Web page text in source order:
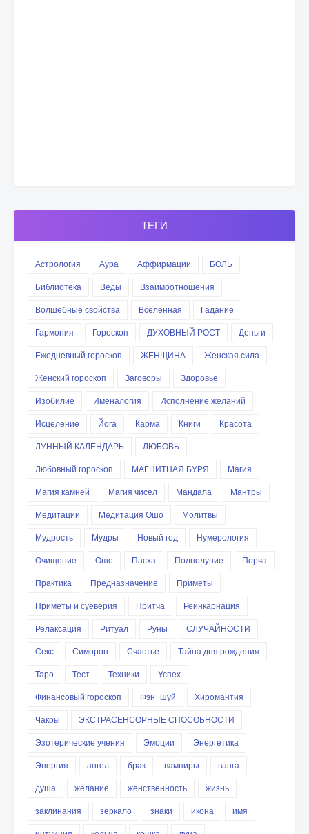
ТЕГИ
Астрология Аура Аффирмации
БОЛЬ
Библиотека
Веды
Взаимоотношения
Волшебные свойства
Вселенная
Гадание
Гармония
Гороскоп ДУХОВНЫЙ РОСТ
Деньги
Ежедневный гороскоп
ЖЕНЩИНА
Женская сила
Женский гороскоп
Заговоры
Здоровье
Изобилие
Именалогия
Исполнение желаний
Исцеление
Йога Карма Книги
Красота
ЛУННЫЙ КАЛЕНДАРЬ
ЛЮБОВЬ
Любовный гороскоп
МАГНИТНАЯ БУРЯ
Магия
Магия камней
Магия чисел Мандала
Мантры
Медитации
Медитация Ошо
Молитвы
Мудрость
Мудры Новый год
Нумерология
Очищение
Ошо Пасха Полнолуние
Порча
Практика
Предназначение
Приметы
Приметы и суеверия
Притча
Реинкарнация
Релаксация
Ритуал Руны
СЛУЧАЙНОСТИ
Секс
Симорон Счастье
Тайна дня рождения
Таро
Тест Техники
Успех
Финансовый гороскоп
Фэн-шуй
Хиромантия
Чакры
ЭКСТРАСЕНСОРНЫЕ СПОСОБНОСТИ
Эзотерические учения
Эмоции
Энергетика
Энергия
ангел брак вампиры
ванга
душа
желание женственность
жизнь
заклинания
зеркало знаки икона
имя